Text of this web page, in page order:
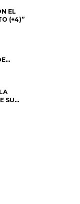
EL
(+4)”
DE
UN
SU